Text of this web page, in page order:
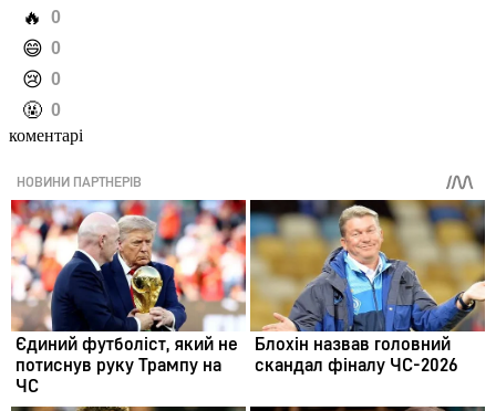
️🔥 0
️😄 0
️😢 0
️🤬 0
коментарі